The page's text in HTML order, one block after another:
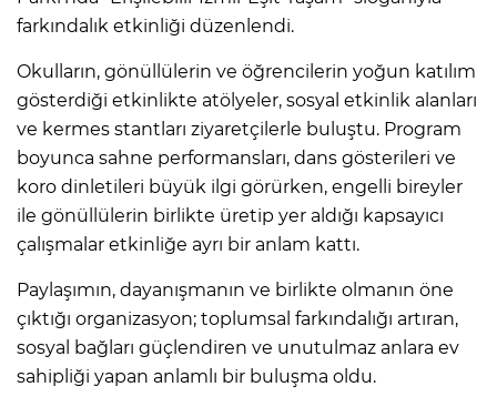
farkındalık etkinliği düzenlendi.
Okulların, gönüllülerin ve öğrencilerin yoğun katılım
gösterdiği etkinlikte atölyeler, sosyal etkinlik alanları
ve kermes stantları ziyaretçilerle buluştu. Program
boyunca sahne performansları, dans gösterileri ve
koro dinletileri büyük ilgi görürken, engelli bireyler
ile gönüllülerin birlikte üretip yer aldığı kapsayıcı
çalışmalar etkinliğe ayrı bir anlam kattı.
Paylaşımın, dayanışmanın ve birlikte olmanın öne
çıktığı organizasyon; toplumsal farkındalığı artıran,
sosyal bağları güçlendiren ve unutulmaz anlara ev
sahipliği yapan anlamlı bir buluşma oldu.